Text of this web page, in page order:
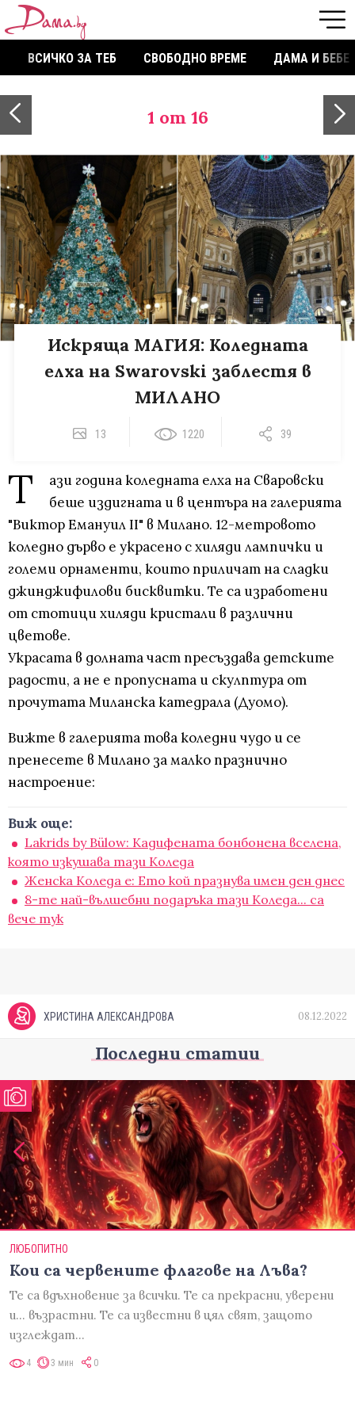
ВСИЧКО ЗА ТЕБ СВОБОДНО ВРЕМЕ ДАМА И БЕБЕ
1 от 16
Искряща МАГИЯ: Коледната
елха на Swarovski заблестя в
МИЛАНО
13 1220 39
Т
ази година коледната елха на Сваровски
беше издигната и в центъра на галерията
"Виктор Емануил II" в Милано. 12-метровото
коледно дърво е украсено с хиляди лампички и
големи орнаменти, които приличат на сладки
джинджифилови бисквитки. Те са изработени
от стотици хиляди кристали в различни
цветове.
Украсата в долната част пресъздава детските
радости, а не е пропусната и скулптура от
прочутата Миланска катедрала (Дуомо).
Вижте в галерията това коледни чудо и се
пренесете в Милано за малко празнично
настроение:
Виж още:
Lakrids by Bülow: Kадифената бонбонена вселена,
която изкушава тази Коледа
Женска Коледа е: Ето кой празнува имен ден днес
8-те най-вълшебни подаръка тази Коледа... са
вече тук
ХРИСТИНА АЛЕКСАНДРОВА 08.12.2022
Последни статии
ЛЮБОПИТНО
Кои са червените флагове на Лъва?
Те са вдъхновение за всички. Те са прекрасни, уверени
и... възрастни. Те са известни в цял свят, защото
изглеждат…
4 3 мин 0